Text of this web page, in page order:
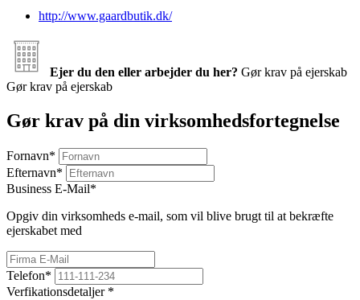
http://www.gaardbutik.dk/
Ejer du den eller arbejder du her? Gør krav på ejerskab
Gør krav på ejerskab
Gør krav på din virksomhedsfortegnelse
Fornavn*
Efternavn*
Business E-Mail*
Opgiv din virksomheds e-mail, som vil blive brugt til at bekræfte
ejerskabet med
Telefon*
Verfikationsdetaljer *